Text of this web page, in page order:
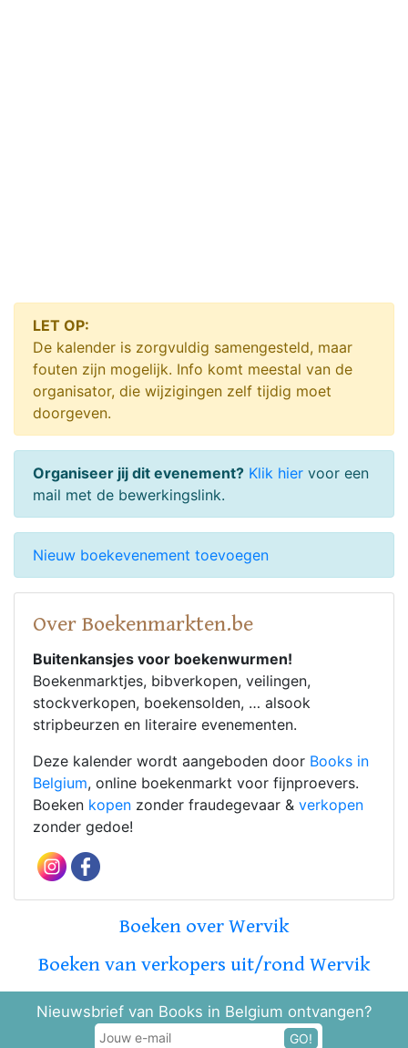
LET OP:
De kalender is zorgvuldig samengesteld, maar
fouten zijn mogelijk. Info komt meestal van de
organisator, die wijzigingen zelf tijdig moet
doorgeven.
Organiseer jij dit evenement? Klik hier voor een
mail met de bewerkingslink.
Nieuw boekevenement toevoegen
Over Boekenmarkten.be
Buitenkansjes voor boekenwurmen!
Boekenmarktjes, bibverkopen, veilingen,
stockverkopen, boekensolden, … alsook
stripbeurzen en literaire evenementen.
Deze kalender wordt aangeboden door Books in
Belgium, online boekenmarkt voor fijnproevers.
Boeken kopen zonder fraudegevaar & verkopen
zonder gedoe!
Boeken over Wervik
Boeken van verkopers uit/rond Wervik
Nieuwsbrief van Books in Belgium ontvangen?
GO!